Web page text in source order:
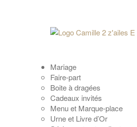
Mariage
Faire-part
Boite à dragées
Cadeaux invités
Menu et Marque-place
Urne et Livre d’Or